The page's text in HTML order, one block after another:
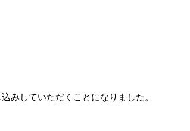
みしていただくことになりました。